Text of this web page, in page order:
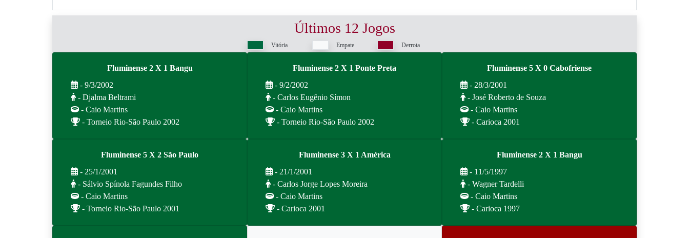
Últimos 12 Jogos
Vitória Empate Derrota
Fluminense 2 X 1 Bangu
- 9/3/2002
- Djalma Beltrami
- Caio Martins
- Torneio Rio-São Paulo 2002
Fluminense 2 X 1 Ponte Preta
- 9/2/2002
- Carlos Eugênio Símon
- Caio Martins
- Torneio Rio-São Paulo 2002
Fluminense 5 X 0 Cabofriense
- 28/3/2001
- José Roberto de Souza
- Caio Martins
- Carioca 2001
Fluminense 5 X 2 São Paulo
- 25/1/2001
- Sálvio Spínola Fagundes Filho
- Caio Martins
- Torneio Rio-São Paulo 2001
Fluminense 3 X 1 América
- 21/1/2001
- Carlos Jorge Lopes Moreira
- Caio Martins
- Carioca 2001
Fluminense 2 X 1 Bangu
- 11/5/1997
- Wagner Tardelli
- Caio Martins
- Carioca 1997